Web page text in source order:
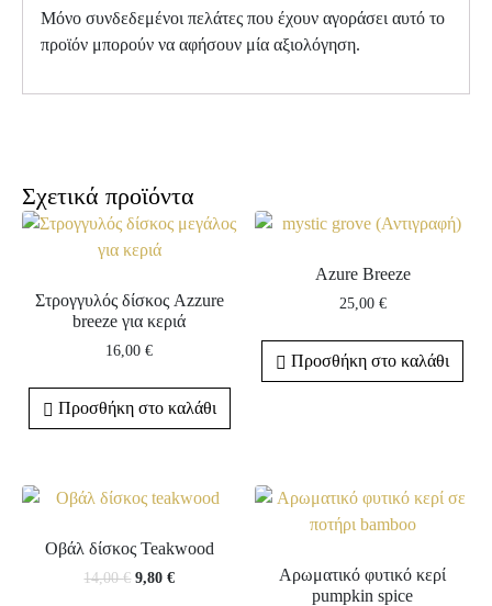
Μόνο συνδεδεμένοι πελάτες που έχουν αγοράσει αυτό το
προϊόν μπορούν να αφήσουν μία αξιολόγηση.
Σχετικά προϊόντα
Στρογγυλός δίσκος Azzure
breeze για κεριά
16,00€
Προσθήκη στο καλάθι
Azure Breeze
25,00 €
Προσθήκη στο καλάθι
Οβάλ δίσκος Teakwood
14,00€ 9,80€
Αρωματικό φυτικό κερί
pumpkin spice